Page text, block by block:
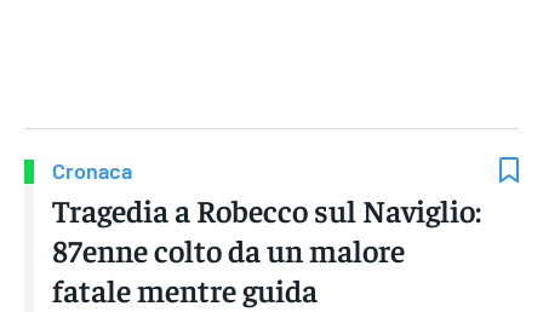
Cronaca
Tragedia a Robecco sul Naviglio:
87enne colto da un malore
fatale mentre guida